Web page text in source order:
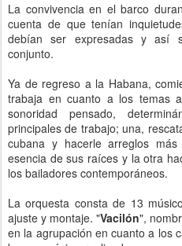
La convivencia en el barco
cuenta de que tenían
debían ser expresadas y así
conjunto.
Ya de regreso a la Habana,
trabaja en cuanto a los temas
sonoridad pensado,
principales de trabajo; una,
cubana y hacerle arreglos
esencia de sus raíces y la otra
los bailadores contemporáneos.
La orquesta consta de 13
ajuste y montaje. "Vacilón",
en la agrupación en cuanto a los